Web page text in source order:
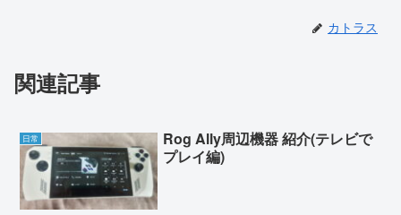
カトラス
関連記事
日常
Rog Ally周辺機器 紹介(テレビで
プレイ編)